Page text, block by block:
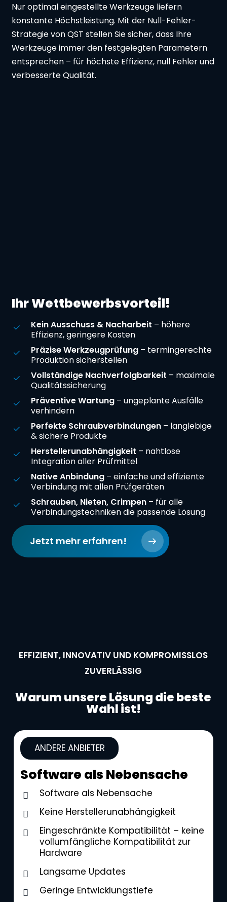
Nur optimal eingestellte Werkzeuge liefern
konstante Höchstleistung. Mit der Null-Fehler-
Strategie von QST stellen Sie sicher, dass Ihre
Werkzeuge immer den festgelegten Parametern
entsprechen – für höchste Effizienz, null Fehler und
verbesserte Qualität.
Ihr Wettbewerbsvorteil!
Kein Ausschuss & Nacharbeit – höhere
Effizienz, geringere Kosten
Präzise Werkzeugprüfung– termingerechte
Produktion sicherstellen
Vollständige Nachverfolgbarkeit – maximale
Qualitätssicherung
Präventive Wartung– ungeplante Ausfälle
verhindern
Perfekte Schraubverbindungen– langlebige
& sichere Produkte
Herstellerunabhängigkeit – nahtlose
Integration aller Prüfmittel
Native Anbindung– einfache und effiziente
Verbindung mit allen Prüfgeräten
Schrauben, Nieten, Crimpen– für alle
Verbindungstechniken die passende Lösung
Jetzt mehr erfahren!
EFFIZIENT, INNOVATIV UND KOMPROMISSLOS
ZUVERLÄSSIG
Warum unsere Lösung die beste
Wahl ist!
ANDERE ANBIETER
Software als Nebensache
Software als Nebensache
Keine Herstellerunabhängigkeit
Eingeschränkte Kompatibilität – keine
vollumfängliche Kompatibilität zur
Hardware
Langsame Updates
Geringe Entwicklungstiefe